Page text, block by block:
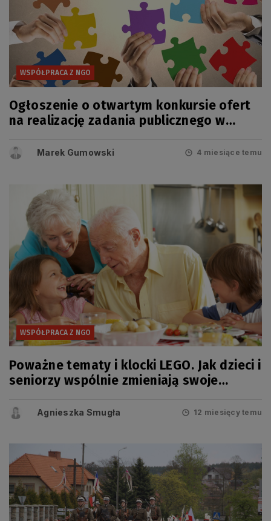
WSPÓŁPRACA Z NGO
Ogłoszenie o otwartym konkursie ofert
na realizację zadania publicznego w
Marek Gumowski 4 miesiące temu
WSPÓŁPRACA Z NGO
Poważne tematy i klocki LEGO. Jak dzieci i
seniorzy wspólnie zmieniają swoje
Agnieszka Smugła 12 miesięcy temu